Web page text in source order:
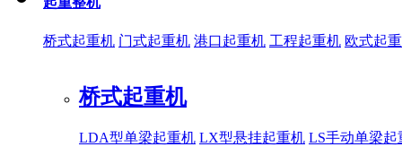
桥式起重机 门式起重机 港口起重机 工程起重机 欧式起
桥式起重机
LDA型单梁起重机 LX型悬挂起重机 LS手动单梁起